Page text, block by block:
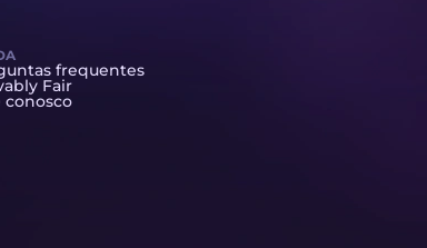
frequentes
Fair
conosco